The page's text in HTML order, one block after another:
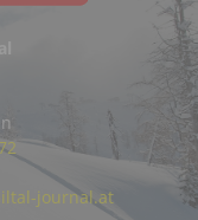
journal.at